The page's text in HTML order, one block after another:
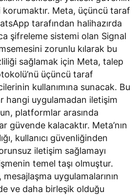
Meta, üçüncü taraf
tarafından halihazırda
şifreleme sistemi olan Signal
zorunlu kılarak bu
sağlamak için Meta, talep
üçüncü taraf
kullanımına sunacak. Bu
hangi uygulamadan iletişim
platformlar arasında
güvende kalacaktır. Meta’nın
kullanıcı güvenliğinden
iletişim sağlamayı
temel taşı olmuştur.
mesajlaşma uygulamalarının
ve daha birleşik olduğu